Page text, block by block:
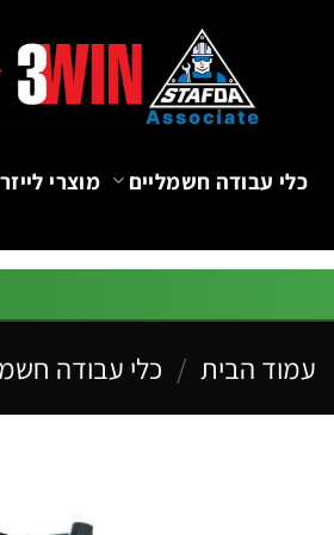
כלי עבודה חשמליים מוצרי
עמוד הבית / כלי עבודה